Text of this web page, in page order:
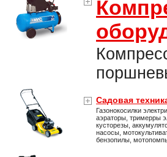
Садовая
Газонокосилки
аэраторы, тримерры
кусторезы,
насосы,
бензопилы,